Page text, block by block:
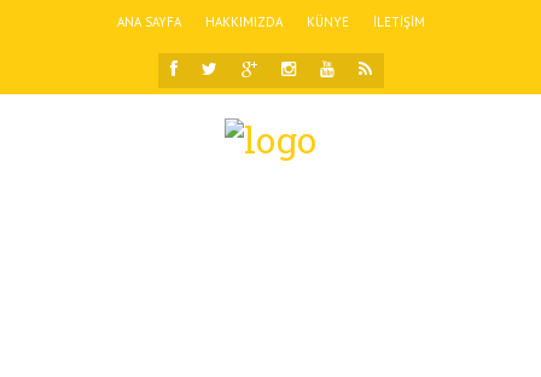
ANA SAYFA HAKKIMIZDA KÜNYE İLETIŞIM